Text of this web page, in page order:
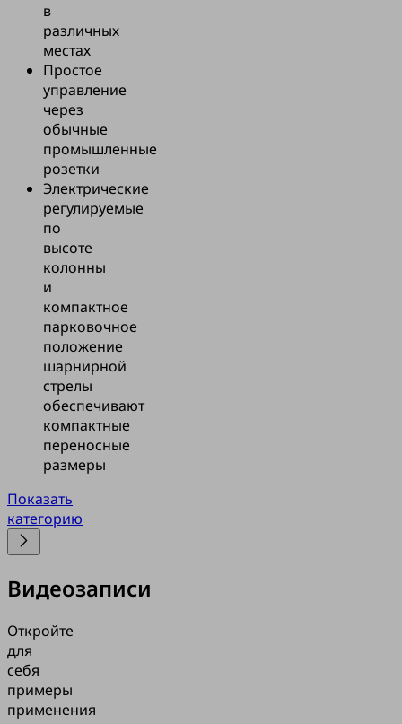
в
различных
местах
Простое
управление
через
обычные
промышленные
розетки
Электрические
регулируемые
по
высоте
колонны
и
компактное
парковочное
положение
шарнирной
стрелы
обеспечивают
компактные
переносные
размеры
Показать
категорию
Видеозаписи
Откройте
для
себя
примеры
применения